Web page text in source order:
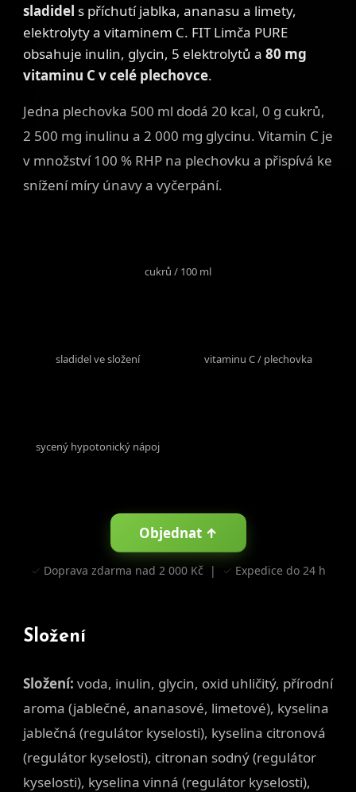
sladidel s příchutí jablka, ananasu a limety,
elektrolyty a vitaminem C. FIT Limča PURE
obsahuje inulin, glycin, 5 elektrolytů a 80 mg
vitaminu C v celé plechovce.
Jedna plechovka 500 ml dodá 20 kcal, 0 g cukrů,
2 500 mg inulinu a 2 000 mg glycinu. Vitamin C je
v množství 100 % RHP na plechovku a přispívá ke
snížení míry únavy a vyčerpání.
cukrů / 100 ml
sladidel ve složení vitaminu C / plechovka
sycený hypotonický nápoj
Objednat ↑
✓ Doprava zdarma nad 2 000 Kč | ✓ Expedice do 24 h
Složení
Složení: voda, inulin, glycin, oxid uhličitý, přírodní
aroma (jablečné, ananasové, limetové), kyselina
jablečná (regulátor kyselosti), kyselina citronová
(regulátor kyselosti), citronan sodný (regulátor
kyselosti), kyselina vinná (regulátor kyselosti),